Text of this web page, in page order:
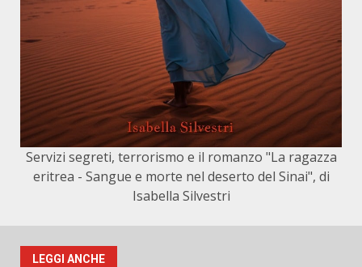
Servizi segreti, terrorismo e il romanzo "La ragazza
eritrea - Sangue e morte nel deserto del Sinai", di
Isabella Silvestri
LEGGI ANCHE